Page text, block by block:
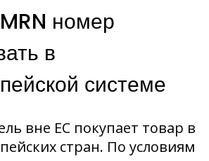
номер
в
системе
вне ЕС покупает товар в
стран. По условиям